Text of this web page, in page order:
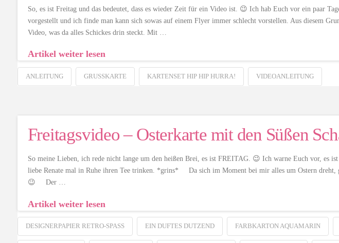
So, es ist Freitag und das bedeutet, dass es wieder Zeit für ein Video ist. 😉 Ich hab Euch vor ein paar
vorgestellt und ich finde man kann sich sowas auf einem Flyer immer schlecht vorstellen. Aus diesem
Video, was da alles Schickes drin steckt. Mit …
Artikel weiter lesen
ANLEITUNG GRUSSKARTE KARTENSET HIP HIP HURRA! VIDEOANLEITUNG
Freitagsvideo – Osterkarte mit den Süßen
So meine Lieben, ich rede nicht lange um den heißen Brei, es ist FREITAG. 😉 Ich warne Euch vor, es
liebe Renate mal in Ruhe ihren Tee trinken. *grins* Da sich im Moment bei mir alles um Ostern dreht,
😉 Der …
Artikel weiter lesen
DESIGNERPAPIER RETRO-SPASS EIN DUFTES DUTZEND FARBKARTON AQUAMARIN